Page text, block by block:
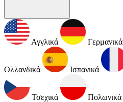
Αγγλικά Γερμανικά
Ολλανδικά Ισπανικά
Τσεχικά Πολωνικά